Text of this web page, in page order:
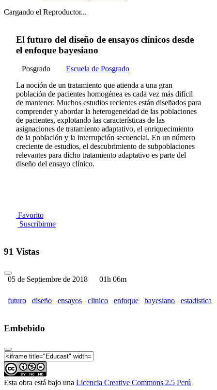
Cargando el Reproductor...
El futuro del diseño de ensayos clínicos desde
el enfoque bayesiano
Posgrado
Escuela de Posgrado
La noción de un tratamiento que atienda a una gran
población de pacientes homogénea es cada vez más difícil
de mantener. Muchos estudios recientes están diseñados para
comprender y abordar la heterogeneidad de las poblaciones
de pacientes, explotando las características de las
asignaciones de tratamiento adaptativo, el enriquecimiento
de la población y la interrupción secuencial. En un número
creciente de estudios, el descubrimiento de subpoblaciones
relevantes para dicho tratamiento adaptativo es parte del
diseño del ensayo clínico.
Favorito
Suscribirme
91 Vistas
05 de Septiembre de 2018 01h 06m
futuro diseño ensayos clinico enfoque bayesiano estadistica
Embebido
Esta obra está bajo una Licencia Creative Commons 2.5 Perú